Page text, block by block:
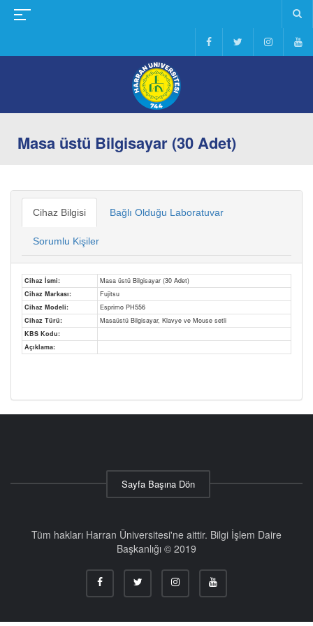
Masa üstü Bilgisayar (30 Adet)
Cihaz Bilgisi Bağlı Olduğu Laboratuvar
Sorumlu Kişiler
Cihaz İsmi:
Masa üstü Bilgisayar (30 Adet)
Cihaz Markası:
Fujitsu
Cihaz Modeli:
Esprimo PH556
Cihaz Türü:
Masaüstü Bilgisayar, Klavye ve Mouse setli
KBS Kodu:
Açıklama:
Sayfa Başına Dön
Tüm hakları Harran Üniversitesi'ne aittir. Bilgi İşlem Daire
Başkanlığı © 2019